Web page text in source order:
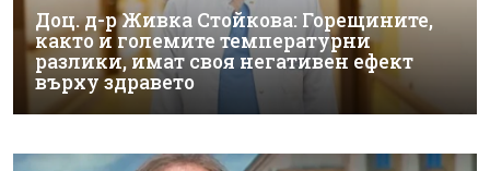
Доц. д-р Живка Стойкова: Горещините,
както и големите температурни
разлики, имат своя негативен ефект
върху здравето